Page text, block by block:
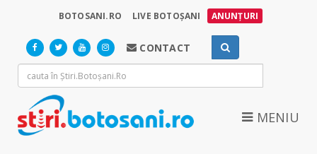
BOTOSANI.RO LIVE BOTOȘANI ANUNȚURI
CONTACT
MENIU